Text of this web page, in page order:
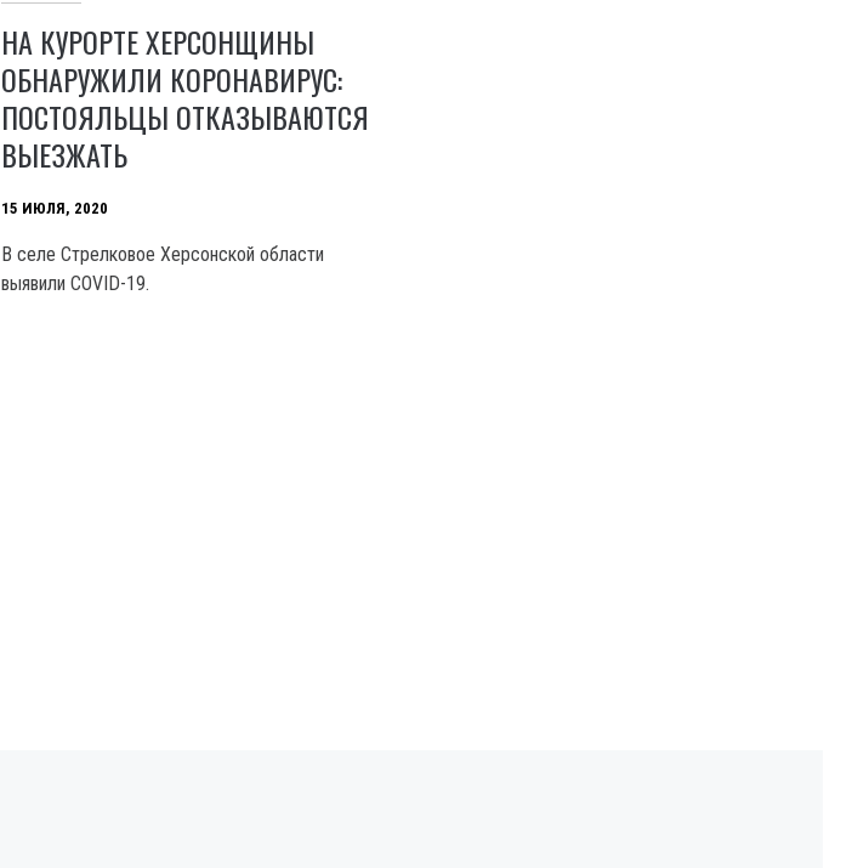
НА КУРОРТЕ ХЕРСОНЩИНЫ
ОБНАРУЖИЛИ КОРОНАВИРУС:
ПОСТОЯЛЬЦЫ ОТКАЗЫВАЮТСЯ
ВЫЕЗЖАТЬ
15 ИЮЛЯ, 2020
В селе Стрелковое Херсонской области
выявили COVID-19.